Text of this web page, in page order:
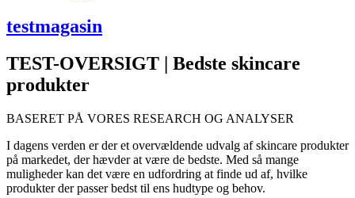
testmagasin
TEST-OVERSIGT | Bedste skincare
produkter
BASERET PÅ VORES RESEARCH OG ANALYSER
I dagens verden er der et overvældende udvalg af skincare produkter
på markedet, der hævder at være de bedste. Med så mange
muligheder kan det være en udfordring at finde ud af, hvilke
produkter der passer bedst til ens hudtype og behov.